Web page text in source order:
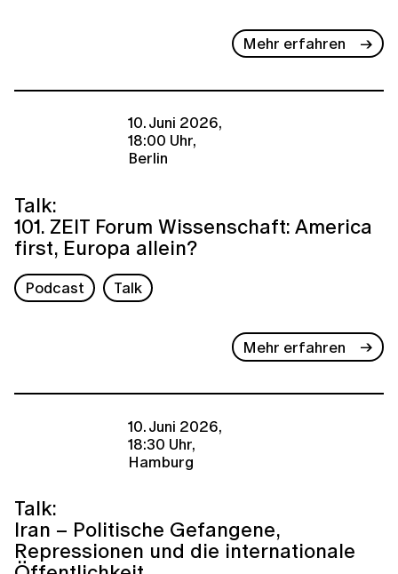
Mehr erfahren
10. Juni 2026,
18:00 Uhr,
Berlin
Talk:
101. ZEIT Forum Wissenschaft: America
first, Europa allein?
Podcast Talk
Mehr erfahren
10. Juni 2026,
18:30 Uhr,
Hamburg
Talk:
Iran – Politische Gefangene,
Repressionen und die internationale